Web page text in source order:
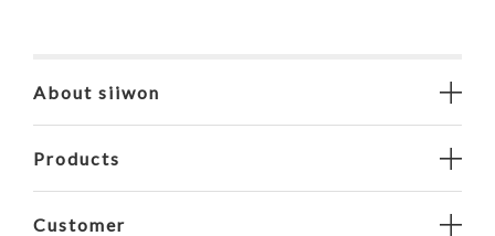
About siiwon
Products
Customer